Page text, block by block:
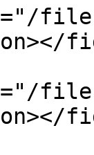
files/
files/